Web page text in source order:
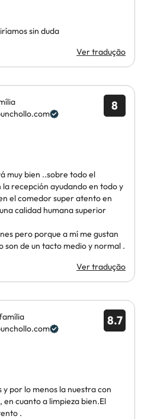
sin duda
Ver tradução
8
muy bien ..sobre todo el
recepción ayudando en todo y
el comedor super atento en
calidad humana superior
pero porque a mí me gustan
son de un tacto medio y normal .
Ver tradução
8.7
por lo menos la nuestra con
en cuanto a limpieza bien.El
.